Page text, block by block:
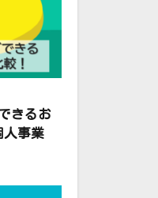
きるお
人事業